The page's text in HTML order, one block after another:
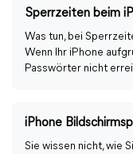
Was tun, bei
Wenn Ihr iPhone
Passwörter nicht
iPhone
Sie wissen nicht, wie